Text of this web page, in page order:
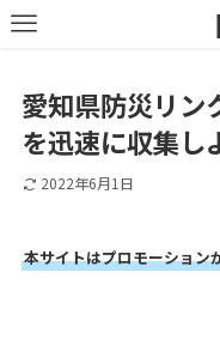
愛知県防災リン
を迅速に収集し
2022年6月1日
本サイトはプロモーション